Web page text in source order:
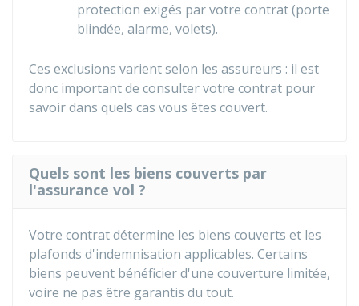
protection exigés par votre contrat (porte
blindée, alarme, volets).
Ces exclusions varient selon les assureurs : il est
donc important de consulter votre contrat pour
savoir dans quels cas vous êtes couvert.
Quels sont les biens couverts par
l'assurance vol ?
Votre contrat détermine les biens couverts et les
plafonds d'indemnisation applicables. Certains
biens peuvent bénéficier d'une couverture limitée,
voire ne pas être garantis du tout.